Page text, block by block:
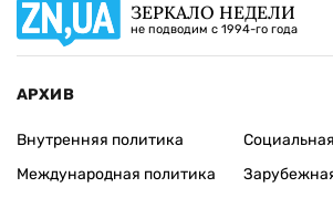
ЗЕРКАЛО НЕДЕЛИ
не подводим с 1994-го года
АРХИВ
Внутренняя политика
Международная политика